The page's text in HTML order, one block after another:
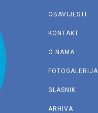
OBAVIJESTI
KONTAKT
O NAMA
FOTOGALERIJA
GLASNIK
ARHIVA